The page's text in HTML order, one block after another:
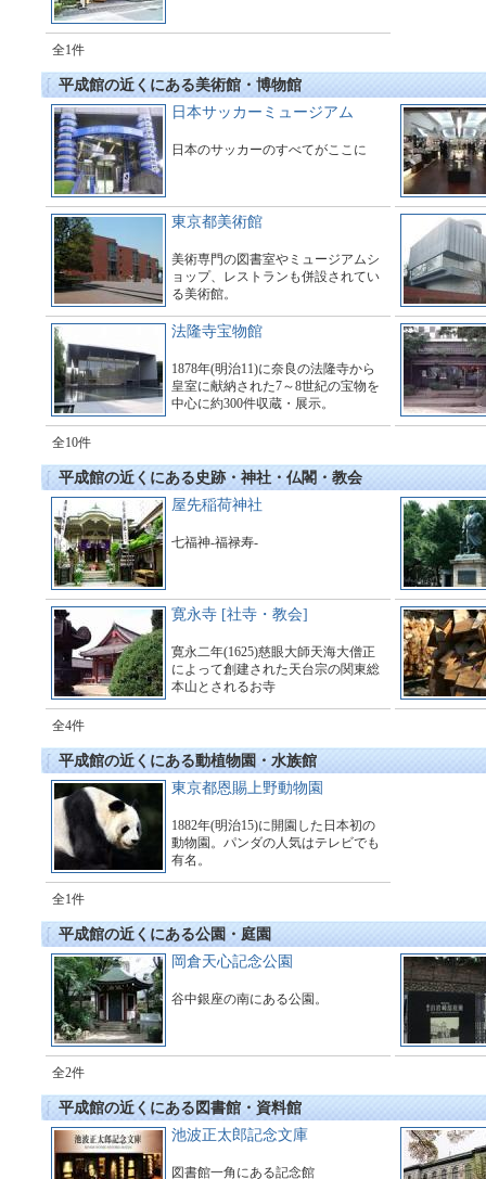
全1件
平成館の近くにある美術館・博物館
日本サッカーミュージアム
日本のサッカーのすべてがここに
東京都美術館
美術専門の図書室やミュージアムシ
ョップ、レストランも併設されてい
る美術館。
法隆寺宝物館
1878年(明治11)に奈良の法隆寺から
皇室に献納された7～8世紀の宝物を
中心に約300件収蔵・展示。
全10件
平成館の近くにある史跡・神社・仏閣・教会
屋先稲荷神社
七福神-福禄寿-
寛永寺 [社寺・教会]
寛永二年(1625)慈眼大師天海大僧正
によって創建された天台宗の関東総
本山とされるお寺
全4件
平成館の近くにある動植物園・水族館
東京都恩賜上野動物園
1882年(明治15)に開園した日本初の
動物園。パンダの人気はテレビでも
有名。
全1件
平成館の近くにある公園・庭園
岡倉天心記念公園
谷中銀座の南にある公園。
全2件
平成館の近くにある図書館・資料館
池波正太郎記念文庫
図書館一角にある記念館